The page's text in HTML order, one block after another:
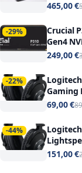
Tout-
465,00 €
-29%
Crucial
Gen4
7.100
249,00 €
-22%
Logitech
Gaming
7.1
69,00 €
-44%
Logitech
151,00 €